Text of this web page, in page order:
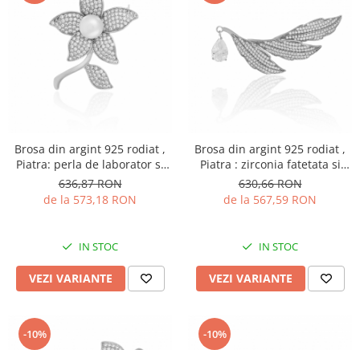
Brosa din argint 925 rodiat ,
Piatra: perla de laborator si
transparent
636,87 RON
de la 573,18 RON
IN STOC
VEZI VARIANTE
Brosa din argint 925 rodiat ,
Piatra : zirconia fatetata si
transparenta
630,66 RON
de la 567,59 RON
IN STOC
VEZI VARIANTE
-10% -10%